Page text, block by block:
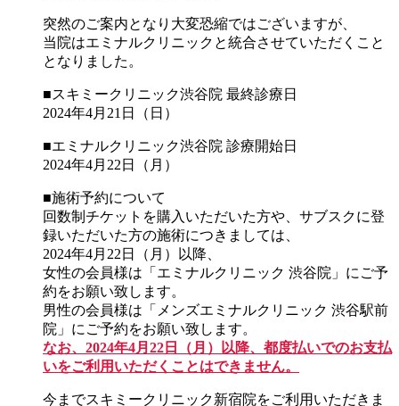
突然のご案内となり大変恐縮ではございますが、
当院はエミナルクリニックと統合させていただくこと
となりました。
■スキミークリニック渋谷院 最終診療日
2024年4月21日（日）
■エミナルクリニック渋谷院 診療開始日
2024年4月22日（月）
■施術予約について
回数制チケットを購入いただいた方や、サブスクに登
録いただいた方の施術につきましては、
2024年4月22日（月）以降、
女性の会員様は「エミナルクリニック 渋谷院」にご予
約をお願い致します。
男性の会員様は「メンズエミナルクリニック 渋谷駅前
院」にご予約をお願い致します。
なお、2024年4月22日（月）以降、都度払いでのお支払
いをご利用いただくことはできません。
今までスキミークリニック新宿院をご利用いただきま